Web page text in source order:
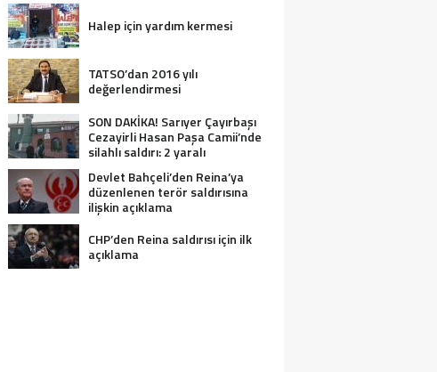
Halep için yardım kermesi
TATSO’dan 2016 yılı
değerlendirmesi
SON DAKİKA! Sarıyer Çayırbaşı
Cezayirli Hasan Paşa Camii’nde
silahlı saldırı: 2 yaralı
Devlet Bahçeli’den Reina’ya
düzenlenen terör saldırısına
ilişkin açıklama
CHP’den Reina saldırısı için ilk
açıklama